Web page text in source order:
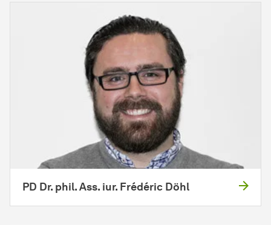
PD Dr. phil. Ass. iur. Frédéric Döhl